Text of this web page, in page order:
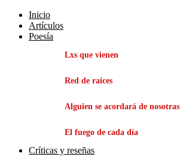
Inicio
Artículos
Poesía
Lxs que vienen
Red de raíces
Alguien se acordará de nosotras
El fuego de cada día
Críticas y reseñas